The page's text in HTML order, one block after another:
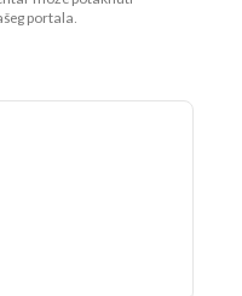
portala.